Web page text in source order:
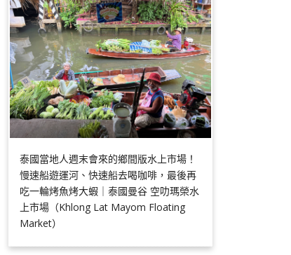
泰國當地人週末會來的鄉間版水上市場！
慢速船遊運河、快速船去喝咖啡，最後再
吃一輪烤魚烤大蝦｜泰國曼谷 空叻瑪榮水
上市場（Khlong Lat Mayom Floating
Market）